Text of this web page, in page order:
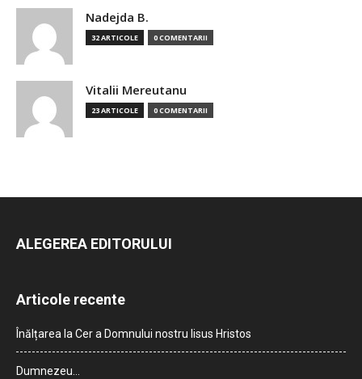
Nadejda B.
32 ARTICOLE 0 COMENTARII
Vitalii Mereutanu
23 ARTICOLE 0 COMENTARII
ALEGEREA EDITORULUI
Articole recente
Înălțarea la Cer a Domnului nostru Iisus Hristos
Dumnezeu…